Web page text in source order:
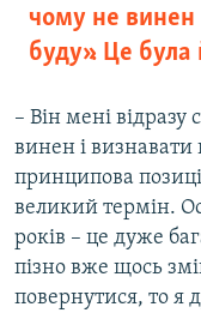
чому не винен
буду». Це
– Він мені відразу
винен і визнавати
принципова
великий термін.
років – це дуже
пізно вже щось
повернутися, то я